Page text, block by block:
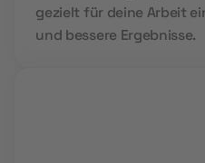
gezielt für deine Arbeit
und bessere Ergebnisse.